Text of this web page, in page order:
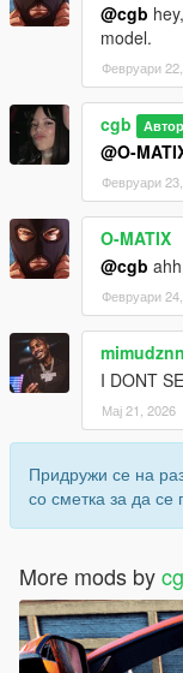
@cgb
model.
Февруари
cgb Автор
@O-
Февруари
O-MATIX
@cgb
Февруари
I DONT
Мај 21, 2026
Придружи се на
со сметка за да
More mods by